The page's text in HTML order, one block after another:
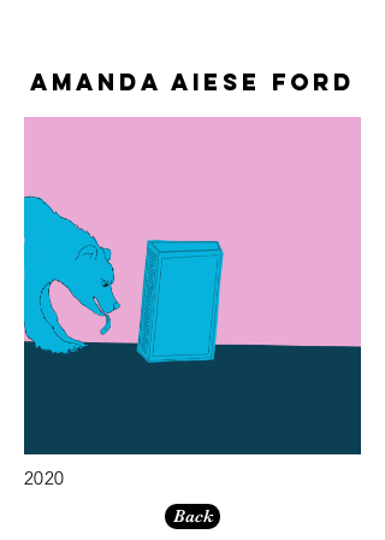
Amanda Aiese Ford
Back
2020